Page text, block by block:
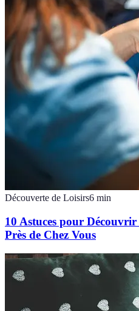
Découverte de Loisirs6 min
10 Astuces pour
Près de Chez Vous